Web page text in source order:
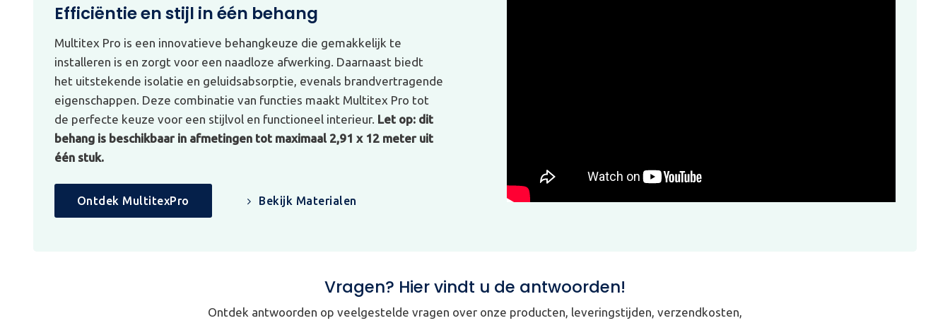
Efficiëntie en stijl in één behang
Multitex Pro is een innovatieve behangkeuze die gemakkelijk te
installeren is en zorgt voor een naadloze afwerking. Daarnaast biedt
het uitstekende isolatie en geluidsabsorptie, evenals brandvertragende
eigenschappen. Deze combinatie van functies maakt Multitex Pro tot
de perfecte keuze voor een stijlvol en functioneel interieur. Let op: dit
behang is beschikbaar in afmetingen tot maximaal 2,91 x 12 meter uit
één stuk.
Ontdek MultitexPro Bekijk Materialen
Vragen? Hier vindt u de antwoorden!
Ontdek antwoorden op veelgestelde vragen over onze producten, leveringstijden, verzendkosten,